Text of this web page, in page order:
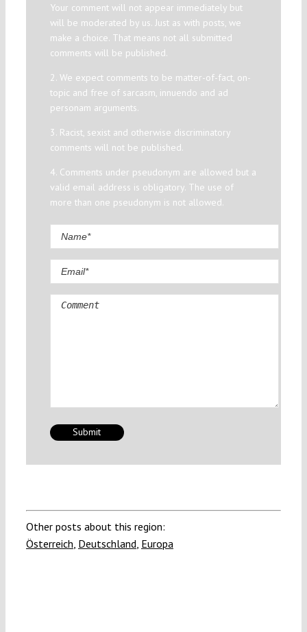
Your comment will not appear immediately but
will be moderated by us. Just as with posts, we
make a choice. That means not all submitted
comments will be published.
2. We expect comments to be matter-of-fact, on-
topic and free of sarcasm, innuendo and ad
personam arguments.
3. Racist, sexist and otherwise discriminatory
comments will not be published.
4. Comments under pseudonym are allowed but a
valid email address is obligatory. The use of
more than one pseudonym is not allowed.
Comment
Other posts about this region:
Österreich Deutschland Europa